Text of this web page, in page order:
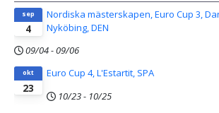
4
sep
Nordiska mästerskapen, Euro Cup 3,
Nyköbing, DEN
09/04-09/06
23
okt
Euro Cup 4, L'Estartit, SPA
10/23- 10/25